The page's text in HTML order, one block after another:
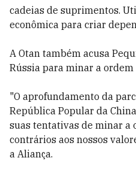
cadeias de suprimentos.
econômica para criar
A Otan também acusa
Rússia para minar a
"O aprofundamento da
República Popular da
suas tentativas de minar a
contrários aos nossos
a Aliança.